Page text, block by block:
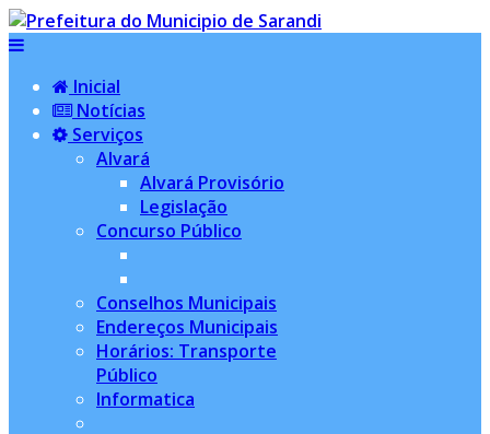
Inicial
Notícias
Serviços
Alvará
Alvará Provisório
Legislação
Concurso Público
Conselhos Municipais
Endereços Municipais
Horários: Transporte
Público
Informatica